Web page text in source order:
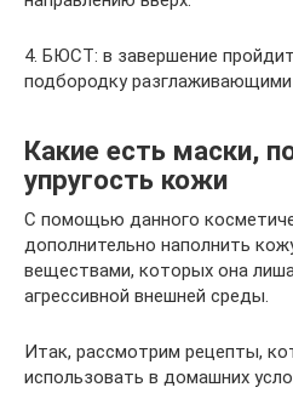
4. БЮСТ: в завершение
подбородку
Какие есть маски,
упругость кожи
С помощью данного
дополнительно наполнить
веществами, которых она
агрессивной внешней среды.
Итак, рассмотрим рецепты,
использовать в домашних